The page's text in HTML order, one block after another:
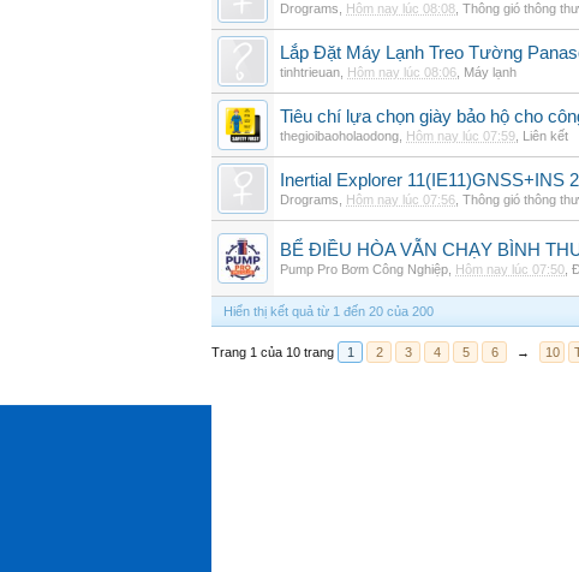
Drograms Hôm nay lúc 08:08 Thông gió thông
Lắp Đặt Máy Lạnh Treo Tường
tinhtrieuan Hôm nay lúc 08:06 Máy lạnh
Tiêu chí lựa chọn giày bảo hộ cho
thegioibaoholaodong Hôm nay lúc 07:59 Liên kết
Inertial Explorer 11(IE11)GNSS+INS 2
Drograms Hôm nay lúc 07:56 Thông gió thông
BỂ ĐIỀU HÒA VẪN CHẠY BÌNH
Pump Pro Bơm Công Nghiệp Hôm nay lúc 07:50
Hiển thị kết quả từ 1 đến 20 của 200
Trang 1 của 10 trang 1 2 3 4 5 6 → 10